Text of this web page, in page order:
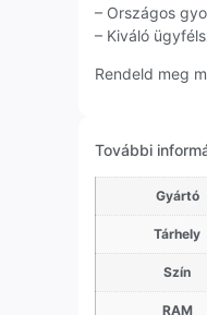
– Országos
– Kiváló
Rendeld meg
További
Gyártó
Tárhely
Szín
RAM